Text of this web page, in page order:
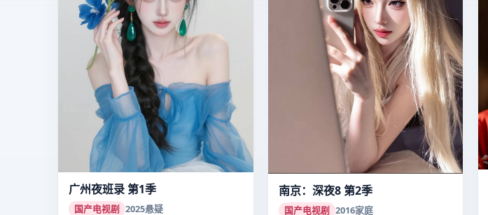
广州夜班录 第1季
国产电视剧 2025悬疑
南京：深夜8 第2季
国产电视剧 2016家庭